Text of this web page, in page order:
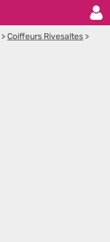
>Coiffeurs Rivesaltes >